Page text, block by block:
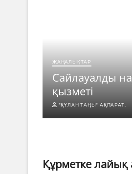
ЖАҢАЛЫҚТАР
Сайлауалды
қызметі
"ҚҰЛАН ТАҢЫ" АҚПАРАТ.
Құрметке лайық